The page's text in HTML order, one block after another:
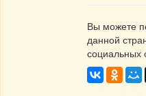
Вы можете
данной
социальных